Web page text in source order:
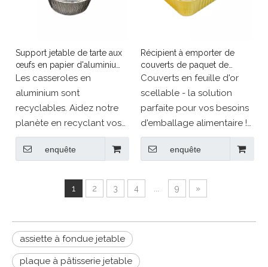
Support jetable de tarte aux
œufs en papier d'aluminium,
petit cercle de 50 ml
Les casseroles en
aluminium sont
recyclables. Aidez notre
planète en recyclant vos
produits en aluminium.
enquête
Récipient à emporter de
couverts de paquet de
papier d'aluminium scellable
d'or de 700 ml
Couverts en feuille d'or
scellable - la solution
parfaite pour vos besoins
d'emballage alimentaire !
Avec son récipient scellé
épaissi et sa vaisselle en
produit garantit que vos
aliments restent frais et en
enquête
1 2 3 4 9 »
assiette à fondue jetable
plaque à pâtisserie jetable